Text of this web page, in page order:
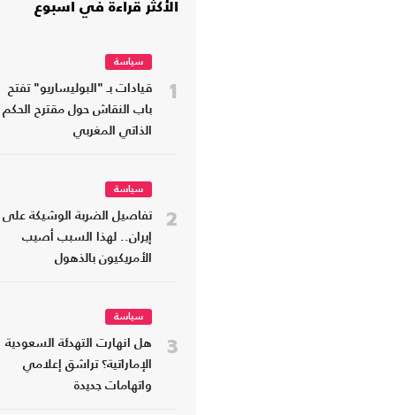
الأكثر قراءة في أسبوع
1
سياسة
قيادات بـ "البوليساريو" تفتح
باب النقاش حول مقترح الحكم
الذاتي المغربي
2
سياسة
تفاصيل الضربة الوشيكة على
إيران.. لهذا السبب أصيب
الأمريكيون بالذهول
3
سياسة
هل انهارت التهدئة السعودية
الإماراتية؟ تراشق إعلامي
واتهامات جديدة